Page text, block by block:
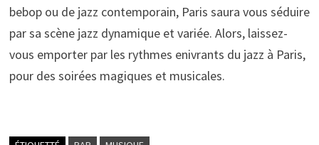
bebop ou de jazz contemporain, Paris saura vous séduire
par sa scène jazz dynamique et variée. Alors, laissez-
vous emporter par les rythmes enivrants du jazz à Paris,
pour des soirées magiques et musicales.